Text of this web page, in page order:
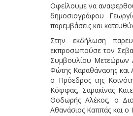
Οφείλουμε να
δημοσιογράφου
παρεμβάσεις και
Στην εκδήλωση
εκπροσωπούσε τον
Συμβουλίου Μετεώρων
Φώτης Καραθάνασης και
ο Πρόεδρος της
Κόφφας, Σαρακίνας
Θοδωρής Αλέκος, ο
Αθανάσιος Καππάς και